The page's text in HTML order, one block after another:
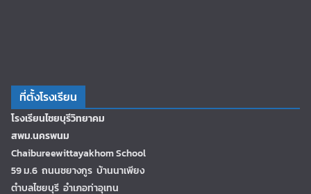
ที่ตั้งโรงเรียน
โรงเรียนไชยบุรีวิทยาคม
สพม.นครพนม
Chaibureewittayakhom School
59 ม.6 ถนนชยางกูร บ้านนาเพียง
ตำบลไชยบุรี อำเภอท่าอุเทน